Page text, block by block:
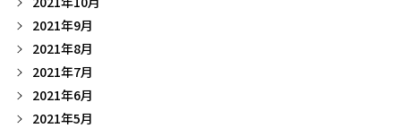
2021年9月
2021年8月
2021年7月
2021年6月
2021年5月